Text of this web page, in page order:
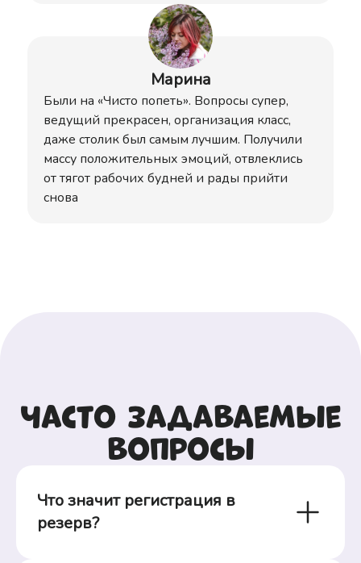
Марина
Были на «Чисто попеть». Вопросы супер,
ведущий прекрасен, организация класс,
даже столик был самым лучшим. Получили
массу положительных эмоций, отвлеклись
от тягот рабочих будней и рады прийти
снова
Часто задаваемые
вопросы
Что значит регистрация в
резерв?